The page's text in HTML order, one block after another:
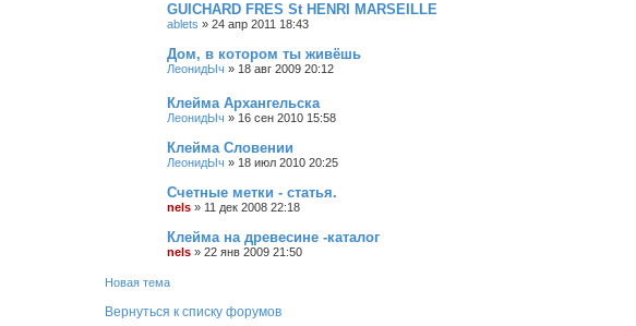
GUICHARD FRES St HENRI MARSEILLE
ablets » 24 апр 2011 18:43
Дом, в котором ты живёшь
ЛеонидЫч » 18 авг 2009 20:12
Клейма Архангельска
ЛеонидЫч » 16 сен 2010 15:58
Клейма Словении
ЛеонидЫч » 18 июл 2010 20:25
Счетные метки - статья.
nels » 11 дек 2008 22:18
Клейма на древесине -каталог
nels » 22 янв 2009 21:50
Новая тема
Вернуться к списку форумов